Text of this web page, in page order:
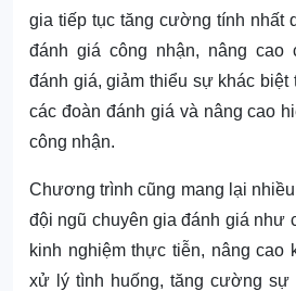
gia tiếp tục tăng cường tính nhất
đánh giá công nhận, nâng cao
đánh giá, giảm thiểu sự khác biệt
các đoàn đánh giá và nâng cao
công nhận.
Chương trình cũng mang lại
đội ngũ chuyên gia đánh giá như
kinh nghiệm thực tiễn, nâng cao
xử lý tình huống, tăng cường